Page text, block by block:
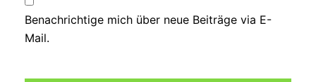
Benachrichtige mich über neue Beiträge via E-
Mail.